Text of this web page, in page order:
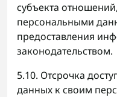
субъекта
персональными
предоставления
законодательством.
5.10. Отсрочка
данных к своим